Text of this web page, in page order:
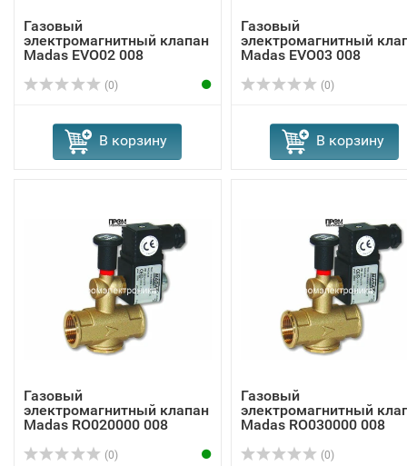
Газовый
электромагнитный клапан
Madas EVО02 008
(0)
В корзину
Газовый
электромагнитный
Madas EVО03 008
(0)
В корзину
Газовый
электромагнитный клапан
Madas RO020000 008
(0)
Газовый
электромагнитный
Madas RO030000 008
(0)